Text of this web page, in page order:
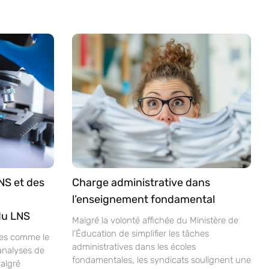
et des
LNS
comme le
de
Charge administrative dans
l’enseignement fondamental
Malgré la volonté affichée du Ministère de
l’Éducation de simplifier les tâches
administratives dans les écoles
fondamentales, les syndicats soulignent une